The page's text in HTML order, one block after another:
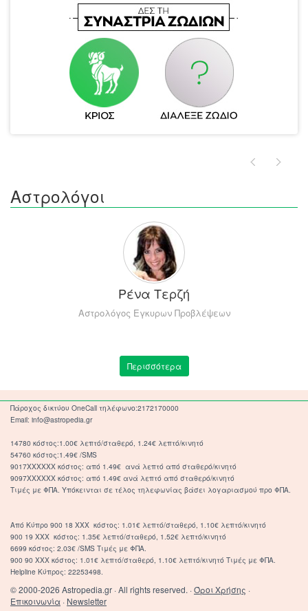
Αστρολόγοι
Ρένα Τερζή
Αστρολόγος Εγκυρων Προβλέψεων
Περισσότερα
Πάροχος δικτύου OneCall τηλέφωνο:2172170000
Email: info@astropedia.gr
14780 κόστος:1.00€ λεπτό/σταθερό, 1.24€ λεπτό/κινητό
54760 κόστος:1.49€ /SMS
9017XXXXXX κόστος: από 1.49€ ανά λεπτό από σταθερό/κινητό
9097XXXXXX κόστος: από 1.49€ ανά λεπτό από σταθερό/κινητό
Τιμές με ΦΠΑ. Υπόκεινται σε τέλος τηλεφωνίας βάσει λογαριασμού προ ΦΠΑ.
Από Κύπρο 900 18 ΧΧΧ κόστος: 1.01€ λεπτό/σταθερό, 1.10€ λεπτό/κινητό
900 19 ΧΧΧ κόστος: 1.35€ λεπτό/σταθερό, 1.52€ λεπτό/κινητό
6699 κόστος: 2.03€ /SMS Τιμές με ΦΠΑ.
900 90 XXX κόστος: 1.01€ λεπτό/σταθερό, 1.10€ λεπτό/κινητό Τιμές με ΦΠΑ.
Helpline Κύπρος: 22253498.
© 2000-2026 Astropedia.gr · All rights reserved. ·Όροι Χρήσης ·
Επικοινωνία · Newsletter